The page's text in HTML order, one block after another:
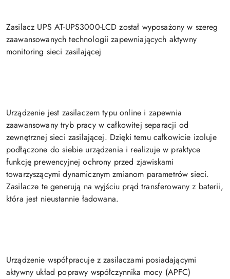
Zasilacz UPS AT-UPS3000-LCD został wyposażony w szereg
zaawansowanych technologii zapewniających aktywny
monitoring sieci zasilającej
Urządzenie jest zasilaczem typu online i zapewnia
zaawansowany tryb pracy w całkowitej separacji od
zewnętrznej sieci zasilającej. Dzięki temu całkowicie izoluje
podłączone do siebie urządzenia i realizuje w praktyce
funkcję prewencyjnej ochrony przed zjawiskami
towarzyszącymi dynamicznym zmianom parametrów sieci.
Zasilacze te generują na wyjściu prąd transferowany z baterii,
która jest nieustannie ładowana.
Urządzenie współpracuje z zasilaczami posiadającymi
aktywny układ poprawy współczynnika mocy (APFC)